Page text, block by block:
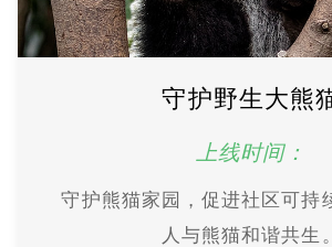
守护野生大熊
上线时间：
守护熊猫家园，促进社区可持
人与熊猫和谐共生。